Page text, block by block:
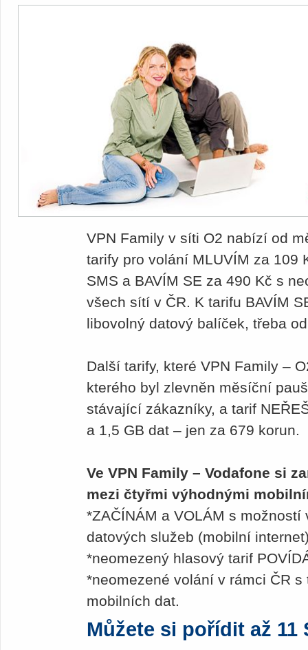
VPN Family v síti O2 nabízí od
tarify pro volání MLUVÍM za 109
SMS a BAVÍM SE za 490 Kč s
všech sítí v ČR. K tarifu BAVÍM
libovolný datový balíček, třeba
Další tarify, které VPN Family –
kterého byl zlevněn měsíční
stávající zákazníky, a tarif
a 1,5 GB dat – jen za 679 korun.
Ve VPN Family – Vodafone si
mezi čtyřmi výhodnými
*ZAČÍNÁM a VOLÁM s
datových služeb (mobilní
*neomezený hlasový tarif
*neomezené volání v rámci ČR
mobilních dat.
Můžete si pořídit až 11